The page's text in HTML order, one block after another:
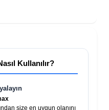
Kullanılır?
size en uygun olanını